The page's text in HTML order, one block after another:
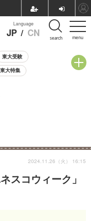
menu
Language
JP / CN search
東大受験
大特集
スコウィーク」
2024.11.26（火） 16:15